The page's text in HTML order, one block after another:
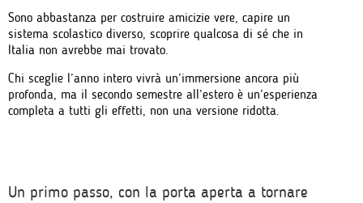
Sono abbastanza per costruire amicizie vere, capire un
sistema scolastico diverso, scoprire qualcosa di sé che in
Italia non avrebbe mai trovato.
Chi sceglie l’anno intero vivrà un’immersione ancora più
profonda, ma il secondo semestre all’estero è un’esperienza
completa a tutti gli effetti, non una versione ridotta.
Un primo passo, con la porta aperta a tornare